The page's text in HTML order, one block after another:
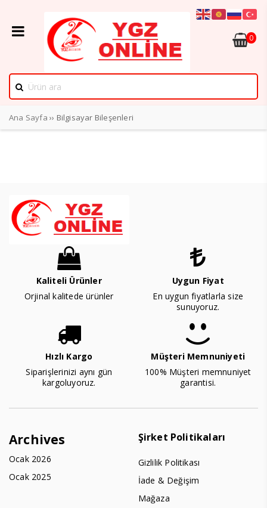
0
Ana Sayfa ›› Bilgisayar Bileşenleri
Kaliteli Ürünler
Orjinal kalitede ürünler
Uygun Fiyat
En uygun fiyatlarla size
sunuyoruz.
Hızlı Kargo
Siparişlerinizi aynı gün
kargoluyoruz.
Müşteri Memnuniyeti
100% Müşteri memnuniyet
garantisi.
Archives
Ocak 2026
Ocak 2025
Şirket Politikaları
Gizlilik Politikası
İade & Değişim
Mağaza